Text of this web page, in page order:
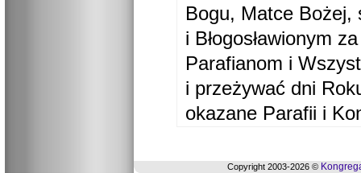
Bogu, Matce Bożej,
i Błogosławionym
Parafianom i
i przeżywać dni
okazane Parafii i
Copyright 2003-2026 ©